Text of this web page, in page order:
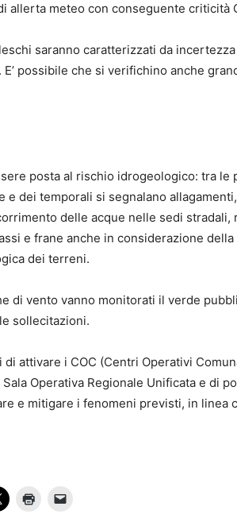
allerta meteo con conseguente criticità
saranno caratterizzati da
possibile che si verifichino anche
posta al rischio idrogeologico: tra le
e dei temporali si segnalano
delle acque nelle sedi
e frane anche in considerazione
dei terreni.
di vento vanno monitorati il verde
sollecitazioni.
di attivare i COC (Centri Operativi
Operativa Regionale Unificata e di
e mitigare i fenomeni previsti, in linea